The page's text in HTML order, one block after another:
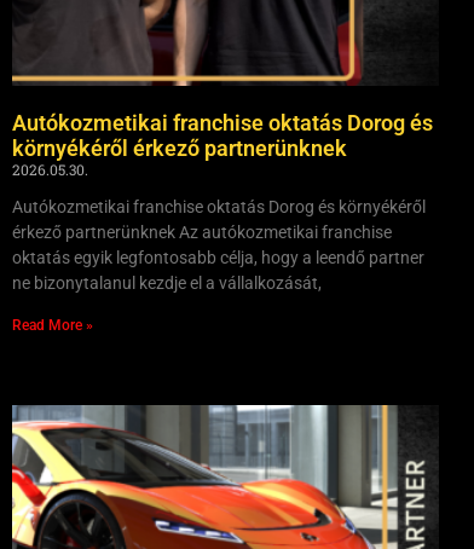
Autókozmetikai franchise oktatás Dorog és
környékéről érkező partnerünknek
2026.05.30.
Autókozmetikai franchise oktatás Dorog és környékéről
érkező partnerünknek Az autókozmetikai franchise
oktatás egyik legfontosabb célja, hogy a leendő partner
ne bizonytalanul kezdje el a vállalkozását,
Read More »